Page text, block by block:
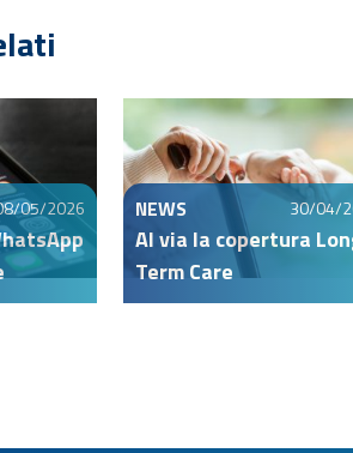
05/2026 NEWS 30/04/
Al via la copertura
Term Care